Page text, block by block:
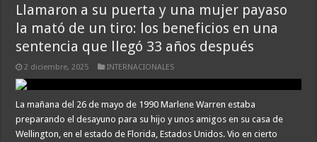
Llamaron a su puerta y una mujer payaso
la mató de un tiro: los beneficios en una
sentencia que llegó 33 años después
2 diciembre, 2025 INTERNACIONALES
La mañana del 26 de mayo de 1990 Marlene Warren estaba
preparando el desayuno para su hijo y unos amigos en su casa de
Wellington, en el estado de Florida, Estados Unidos. Vio en cierto